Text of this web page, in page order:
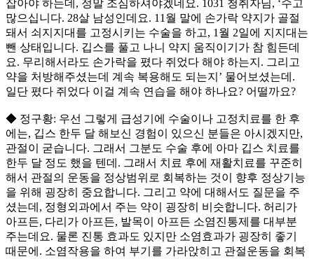
잡아야 하는데, 정말 조심하셔야겠네요. 1031 청취자님, ‘수고
많으십니다. 28살 남성인데요. 11월 말에 손가락 약지가 골절
돼서 쇠지지대를 고정시키는 수술을 하고, 1월 2일에 지지대는
뺀 상태입니다. 깁스를 풀고 나니 약지 움직이기가 참 힘든데
요. 무리해서라도 손가락을 폈다 쥐었다 해야 하는지. 그리고
약을 처방해주셨는데 계속 복용해도 되는지’ 물어보셨는데.
일단 폈다 쥐었다 이걸 계속 연습을 해야 하나요? 어떨까요?
◆ 정구황: 우선 그렇게 급성기에 수술이나 고정치료를 한 후
에는, 깁스 한두 달 해보신 경험이 있으신 분들은 아시겠지만,
관절이 굳습니다. 그래서 그분도 수술 후에 아마 깁스 치료를
한두 달 정도 했을 텐데. 그래서 치료 후에 재활치료를 꾸준히
해서 관절의 운동을 정상범위로 회복하는 것이 향후 정상기능
을 위해 굉장히 중요합니다. 그리고 약에 대해서도 질문을 주
셨는데, 정형외과에서 주는 약이 굉장히 비슷합니다. 허리가
아프든, 다리가 아프든, 발목이 아프든 소염진통제를 대부분
주는데요. 물론 진통 효과도 있지만 소염효과가 굉장히 좋기
때문에. 소염작용을 하여 부기를 가라앉히고 관절운동을 회복